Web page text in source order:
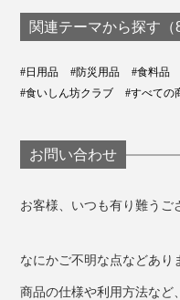
関連テーマから探す（8
#日用品 #防災用品 #食料品
#食いしん坊クラブ
#すべての
お問い合わせ
お客様、いつも有り難うご
なにかご不明な点などあり
商品の仕様や利用方法など